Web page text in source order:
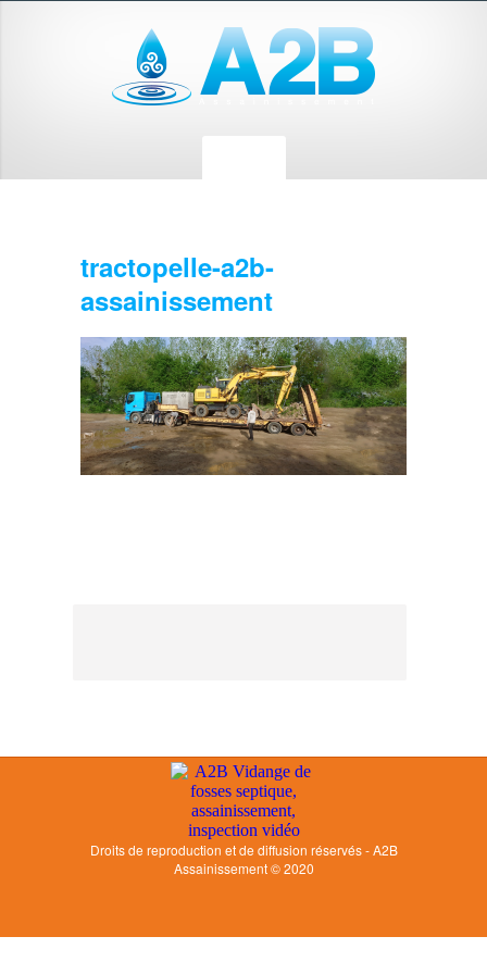
tractopelle-a2b-
assainissement
Droits de reproduction et de diffusion réservés - A2B
Assainissement © 2020